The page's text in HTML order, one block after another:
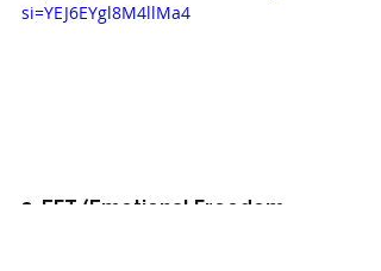
si=YEJ6EYgl8M4llMa4
3. EFT (Emotional Freedom